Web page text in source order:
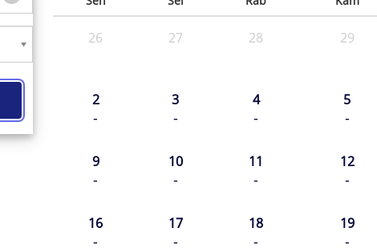
26 27 28 29
2
-
3
-
4
-
5
-
9
-
10
-
11
-
12
-
16
-
17
-
18
-
19
-